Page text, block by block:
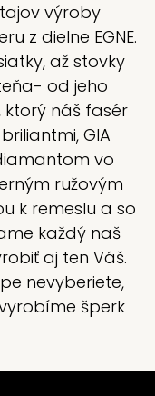
výroby
z dielne EGNE.
až stovky
od jeho
ktorý náš fasér
GIA
vo
ružovým
k remeslu a so
každý naš
aj ten Váš.
nevyberiete,
šperk